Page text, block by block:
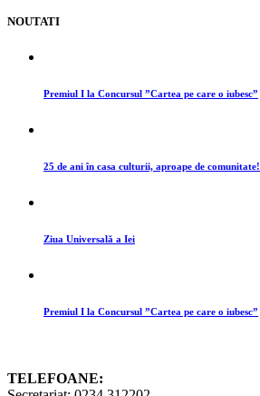
NOUTATI
Premiul I la Concursul ”Cartea pe care o iubesc”
25 de ani în casa culturii, aproape de comunitate!
Ziua Universală a Iei
Premiul I la Concursul ”Cartea pe care o iubesc”
TELEFOANE: